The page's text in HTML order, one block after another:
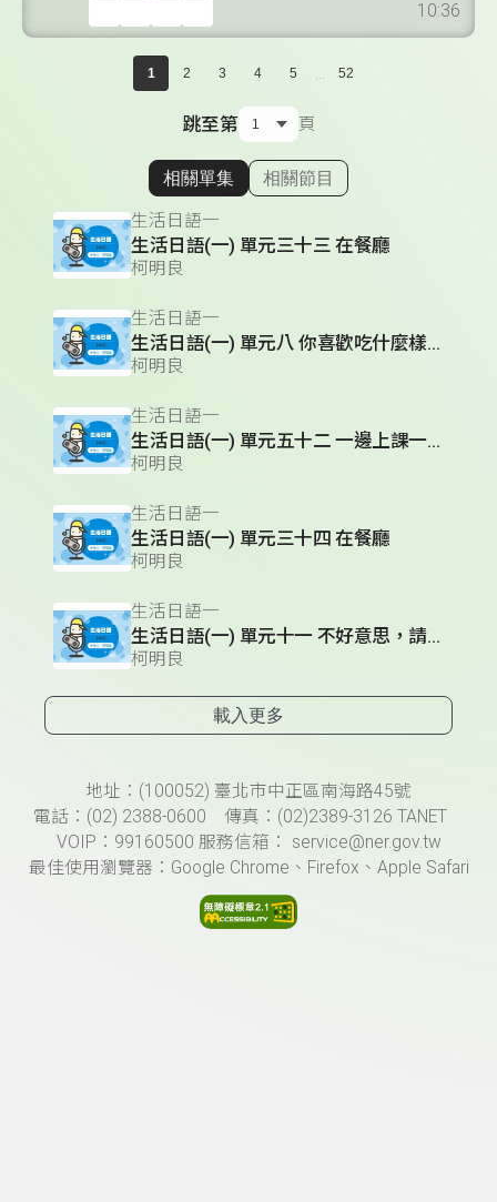
10:36
1 2 3 4 5 ... 52
跳至第 頁
顯示相關單集
相關單集 相關節目
生活日語一
生活日語(一) 單元三十三 在餐廳
柯明良
生活日語一
生活日語(一) 單元八 你喜歡吃什麼樣的水果？
柯明良
生活日語一
生活日語(一) 單元五十二 一邊上課一邊嚼口香糖
柯明良
生活日語一
生活日語(一) 單元三十四 在餐廳
柯明良
生活日語一
生活日語(一) 單元十一 不好意思，請問你幾歲？
柯明良
載入更多
頁尾資訊地址：(100052) 臺北市中正區南海路45號
電話：(02) 2388-0600 傳真：(02)2389-3126 TANET
VOIP：99160500 服務信箱： service@ner.gov.tw
最佳使用瀏覽器：Google Chrome、Firefox、Apple Safari